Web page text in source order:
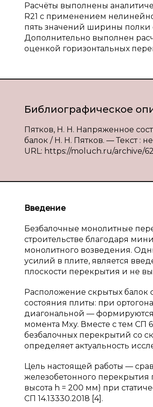
Расчёты выполнены
R21 с применением
пять значений ширины полки
Дополнительно выполнен
оценкой горизонтальных
Библиографическое
Пятков, Н. Н. Напряженное
балок / Н. Н. Пятков. — Текст :
URL: https://moluch.ru/archive/
Введение
Безбалочные монолитные
строительстве благодаря
монолитного возведения.
усилий в плите, является
плоскости перекрытия и не
Расположение скрытых балок
состояния плиты: при
диагональной —
момента Mxy. Вместе с тем СП
безбалочных перекрытий со
определяет актуальность
Цель настоящей работы —
железобетонного
высота h = 200 мм) при
СП 14.13330.2018 [4].